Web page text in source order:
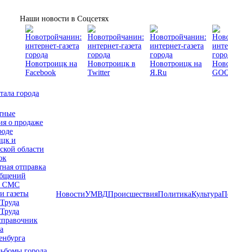
Наши новости в Соцсетях
СМС
НовостиУМВДПроисшествияПолитикаКультура